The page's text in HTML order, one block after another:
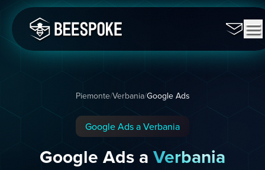
Piemonte/Verbania/Google Ads
Google Ads a Verbania
Google Ads a Verbania